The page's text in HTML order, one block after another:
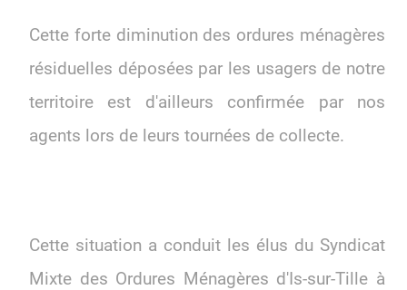
Cette forte diminution des ordures ménagères
résiduelles déposées par les usagers de notre
territoire est d'ailleurs confirmée par nos
agents lors de leurs tournées de collecte.
Cette situation a conduit les élus du Syndicat
Mixte des Ordures Ménagères d'Is-sur-Tille à